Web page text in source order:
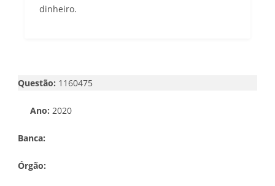
dinheiro.
Questão: 1160475
Ano: 2020
Banca:
Órgão: